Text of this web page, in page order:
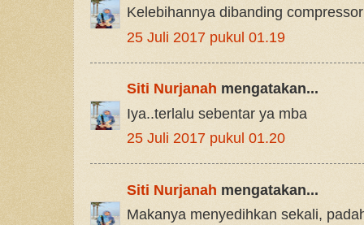
Kelebihannya dibanding
25 Juli 2017 pukul 01.19
Siti Nurjanah mengatakan...
Iya..terlalu sebentar ya mba
25 Juli 2017 pukul 01.20
Siti Nurjanah mengatakan...
Makanya menyedihkan sekali,